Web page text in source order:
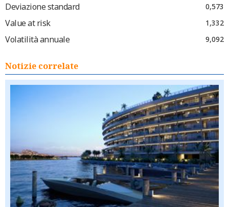
Deviazione standard
0,573
Value at risk 1,332
Volatilità annuale 9,092
Notizie correlate